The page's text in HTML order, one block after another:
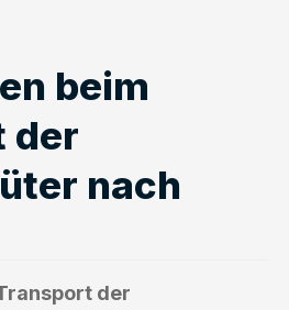
beim
der
nach
der